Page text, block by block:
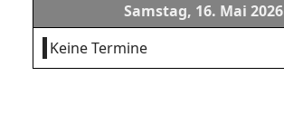
Samstag, 16. Mai 2026
Keine Termine